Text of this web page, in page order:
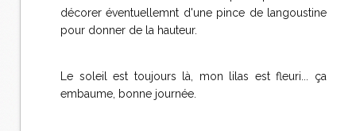
décorer éventuellemnt d'une pince de langoustine
pour donner de la hauteur.
Le soleil est toujours là, mon lilas est fleuri... ça
embaume, bonne journée.